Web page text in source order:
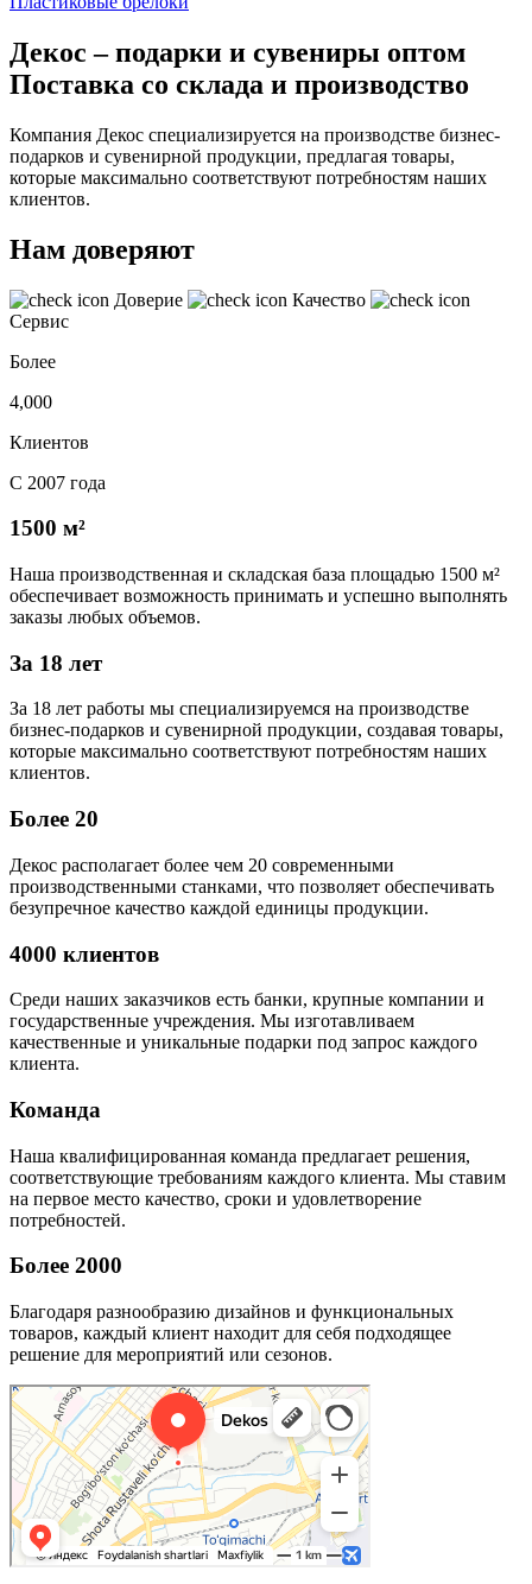
Декос – подарки и сувениры оптом
Поставка со склада и производство
Компания Декос специализируется на производстве бизнес-
подарков и сувенирной продукции, предлагая товары,
которые максимально соответствуют потребностям наших
клиентов.
Нам доверяют
Доверие
Качество
Сервис
Более
4,000
Клиентов
С 2007 года
1500 м²
Наша производственная и складская база площадью 1500 м²
обеспечивает возможность принимать и успешно выполнять
заказы любых объемов.
За 18 лет
За 18 лет работы мы специализируемся на производстве
бизнес-подарков и сувенирной продукции, создавая товары,
которые максимально соответствуют потребностям наших
клиентов.
Более 20
Декос располагает более чем 20 современными
производственными станками, что позволяет обеспечивать
безупречное качество каждой единицы продукции.
4000 клиентов
Среди наших заказчиков есть банки, крупные компании и
государственные учреждения. Мы изготавливаем
качественные и уникальные подарки под запрос каждого
клиента.
Команда
Наша квалифицированная команда предлагает решения,
соответствующие требованиям каждого клиента. Мы ставим
на первое место качество, сроки и удовлетворение
потребностей.
Более 2000
Благодаря разнообразию дизайнов и функциональных
товаров, каждый клиент находит для себя подходящее
решение для мероприятий или сезонов.